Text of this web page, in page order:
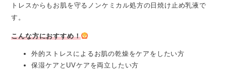
トレスからもお肌を守るノンケミカル処方の日焼け止め乳液で
す。
こんな方におすすめ！
外的ストレスによるお肌の乾燥をケアをしたい方
保湿ケアとUVケアを両立したい方